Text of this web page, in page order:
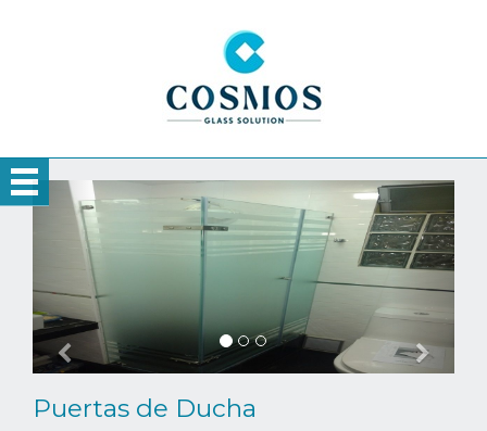
Puertas de Ducha